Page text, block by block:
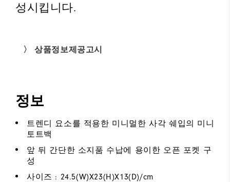
성시킵니다.
〉 상품정보제공고시
정보
트렌디 요소를 적용한 미니멀한 사각 쉐입의 미니
토트백
앞 뒤 간단한 소지품 수납에 용이한 오픈 포켓 구
성
사이즈 : 24.5(W)X23(H)X13(D)/cm